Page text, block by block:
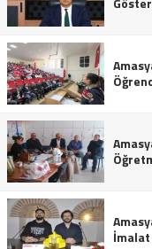
İmalat